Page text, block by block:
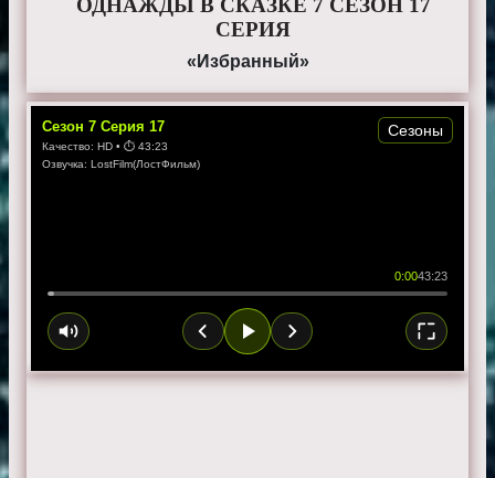
СЕРИЯ
«Избранный»
Сезон 7 Серия 17
Качество: HD • ⏱ 43:23
Озвучка: LostFilm(ЛостФильм)
0:0043:23
Сезоны